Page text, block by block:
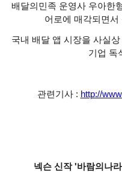
배달의민족 운영사 우아한
어로에 매각되면
국내 배달 앱 시장을 사실
기업 독
관련기사 : http://
넥슨 신작 '바람의나